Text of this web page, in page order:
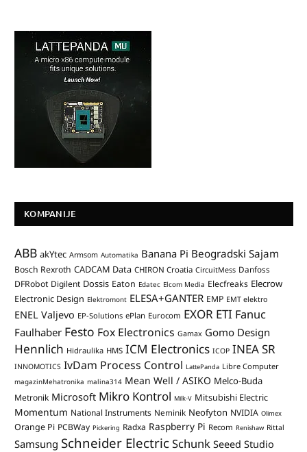
KOMPANIJE
ABB akYtec Armsom Automatika Banana Pi Beogradski Sajam
Bosch Rexroth CADCAM Data CHIRON Croatia CircuitMess Danfoss
DFRobot Digilent Dossis Eaton Edatec Elcom Media Elecfreaks Elecrow
Electronic Design Elektromont ELESA+GANTER EMP EMT elektro
ENEL Valjevo EP-Solutions ePlan Eurocom EXOR ETI Fanuc
Faulhaber Festo Fox Electronics Gamax Gomo Design
Hennlich Hidraulika HMS ICM Electronics ICOP INEA SR
INNOMOTICS IvDam Process Control LattePanda Libre Computer
magazinMehatronika malina314 Mean Well / ASIKO Melco-Buda
Metronik Microsoft Mikro Kontrol Milk-V Mitsubishi Electric
Momentum National Instruments Neminik Neofyton NVIDIA Olimex
Orange Pi PCBWay Pickering Radxa Raspberry Pi Recom Renishaw Rittal
Samsung Schneider ElectricSchunk Seeed Studio